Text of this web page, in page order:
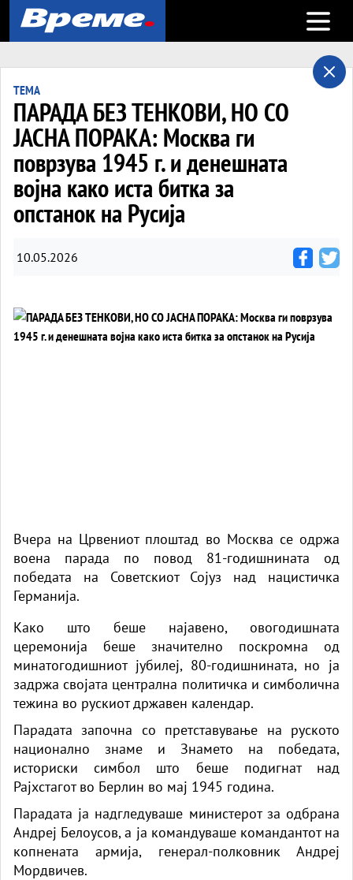
Open
ТЕМА
ПАРАДА БЕЗ ТЕНКОВИ, НО СО
ЈАСНА ПОРАКА: Москва ги
поврзува 1945 г. и денешната
војна како иста битка за
опстанок на Русија
10.05.2026
Вчера на Црвениот плоштад во Москва се одржа
воена парада по повод 81-годишнината од
победата на Советскиот Сојуз над нацистичка
Германија.
Како што беше најавено, овогодишната
церемонија беше значително поскромна од
минатогодишниот јубилеј, 80-годишнината, но ја
задржа својата централна политичка и симболична
тежина во рускиот државен календар.
Парадата започна со претставување на руското
национално знаме и Знамето на победата,
историски симбол што беше подигнат над
Рајхстагот во Берлин во мај 1945 година.
Парадата ја надгледуваше министерот за одбрана
Андреј Белоусов, а ја командуваше командантот на
копнената армија, генерал-полковник Андреј
Мордвичев.